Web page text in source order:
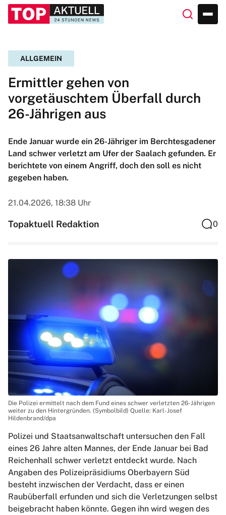
ALLGEMEIN
Ermittler gehen von
vorgetäuschtem Überfall durch
26-Jährigen aus
Ende Januar wurde ein 26-Jähriger im Berchtesgadener
Land schwer verletzt am Ufer der Saalach gefunden. Er
berichtete von einem Angriff, doch den soll es nicht
gegeben haben.
21.04.2026, 18:38 Uhr
Topaktuell Redaktion 0
Die Polizei ermittelt nach dem Fund eines schwer verletzten 26-Jährigen
weiter zu den Hintergründen. (Symbolbild) Quelle: Karl-Josef
Hildenbrand/dpa
Polizei und Staatsanwaltschaft untersuchen den Fall
eines 26 Jahre alten Mannes, der Ende Januar bei Bad
Reichenhall schwer verletzt entdeckt wurde. Nach
Angaben des Polizeipräsidiums Oberbayern Süd
besteht inzwischen der Verdacht, dass er einen
Raubüberfall erfunden und sich die Verletzungen selbst
beigebracht haben könnte. Gegen ihn wird wegen des